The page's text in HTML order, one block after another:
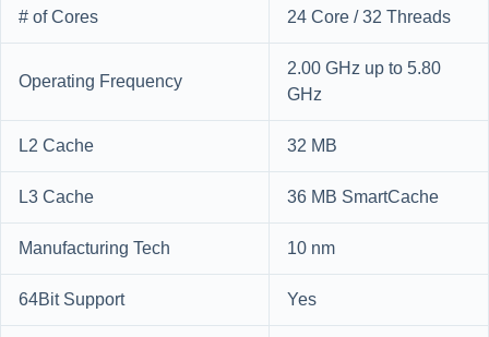
# of Cores
24 Core / 32 Threads
Operating Frequency
2.00 GHz up to 5.80
GHz
L2 Cache
32 MB
L3 Cache
36 MB SmartCache
Manufacturing Tech
10 nm
64Bit Support
Yes